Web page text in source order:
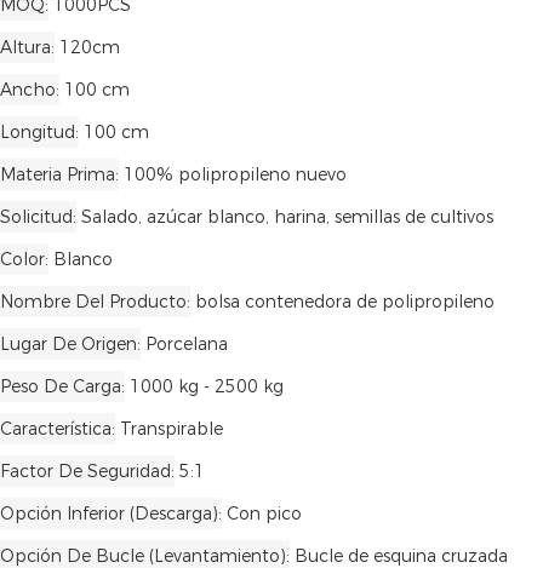
MOQ 1000PCS
Altura 120cm
Ancho 100 cm
Longitud 100 cm
Materia Prima 100% polipropileno nuevo
Solicitud Salado, azúcar blanco, harina, semillas de cultivos
Color Blanco
Nombre Del Producto bolsa contenedora de polipropileno
Lugar De Origen Porcelana
Peso De Carga 1000 kg - 2500 kg
Característica Transpirable
Factor De Seguridad 5:1
Opción Inferior (Descarga) Con pico
Opción De Bucle (levantamiento) Bucle de esquina cruzada